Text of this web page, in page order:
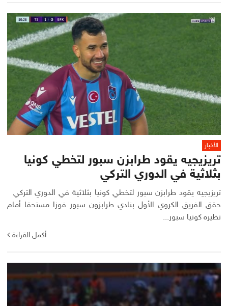
الأخبار
تريزيجيه يقود طرابزن سبور لتخطي كونيا
بثلاثية في الدوري التركي
تريزيجيه يقود طرابزن سبور لتخطي كونيا بثلاثية في الدوري التركي
حقق الفريق الكروي الأول بنادي طرابزون سبور فوزا مستحقا أمام
نظيره كونيا سبور...
أكمل القراءة